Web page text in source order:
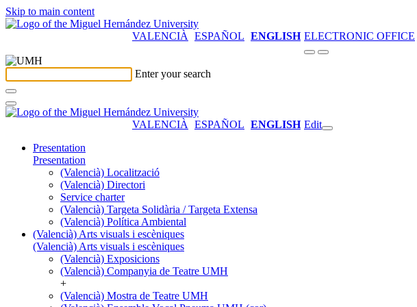
Skip to main content
VALENCIÀ ESPAÑOL ENGLISH ELECTRONIC OFFICE
Enter your search
VALENCIÀ ESPAÑOL ENGLISH Edit
Presentation
Presentation
(Valencià) Localització
(Valencià) Directori
Service charter
(Valencià) Targeta Solidària / Targeta Extensa
(Valencià) Política Ambiental
(Valencià) Arts visuals i escèniques
(Valencià) Arts visuals i escèniques
(Valencià) Exposicions
(Valencià) Companyia de Teatre UMH
+
(Valencià) Mostra de Teatre UMH